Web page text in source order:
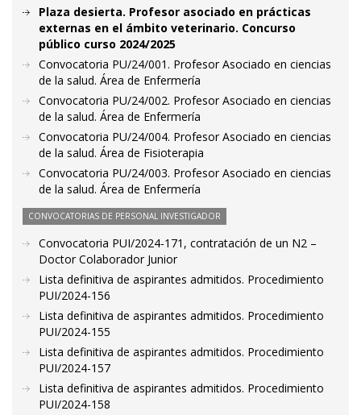
Plaza desierta. Profesor asociado en prácticas
externas en el ámbito veterinario. Concurso
público curso 2024/2025
Convocatoria PU/24/001. Profesor Asociado en ciencias
de la salud. Área de Enfermería
Convocatoria PU/24/002. Profesor Asociado en ciencias
de la salud. Área de Enfermería
Convocatoria PU/24/004. Profesor Asociado en ciencias
de la salud. Área de Fisioterapia
Convocatoria PU/24/003. Profesor Asociado en ciencias
de la salud. Área de Enfermería
CONVOCATORIAS DE PERSONAL INVESTIGADOR
Convocatoria PUI/2024-171, contratación de un N2 –
Doctor Colaborador Junior
Lista definitiva de aspirantes admitidos. Procedimiento
PUI/2024-156
Lista definitiva de aspirantes admitidos. Procedimiento
PUI/2024-155
Lista definitiva de aspirantes admitidos. Procedimiento
PUI/2024-157
Lista definitiva de aspirantes admitidos. Procedimiento
PUI/2024-158